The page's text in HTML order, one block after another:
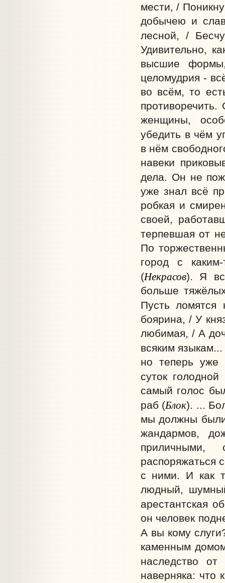
мести, /
добычею и
лесной, /
Удивительно,
высшие
целомудрия -
во всём, то
женщины,
убедить в чём
в нём
навеки
дела. Он не
уже знал всё
робкая и
своей,
терпевшая от
По
город с
(Некрасов). Я
больше
Пусть ломятся
боярина, / У
любимая, / А
всяким языкам...
но теперь уже
суток
самый голос
раб (Блок). ...
мы должны были
жандармов,
распоряжаться
с ними. И как
людный,
арестантская
он человек
А вы кому
каменным
наследство от
наверняка: что